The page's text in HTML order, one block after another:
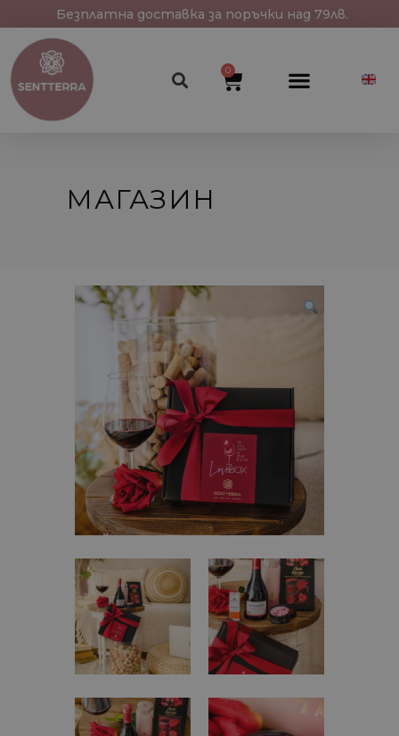
Безплатна доставка за поръчки над 79лв.
0
МАГАЗИН